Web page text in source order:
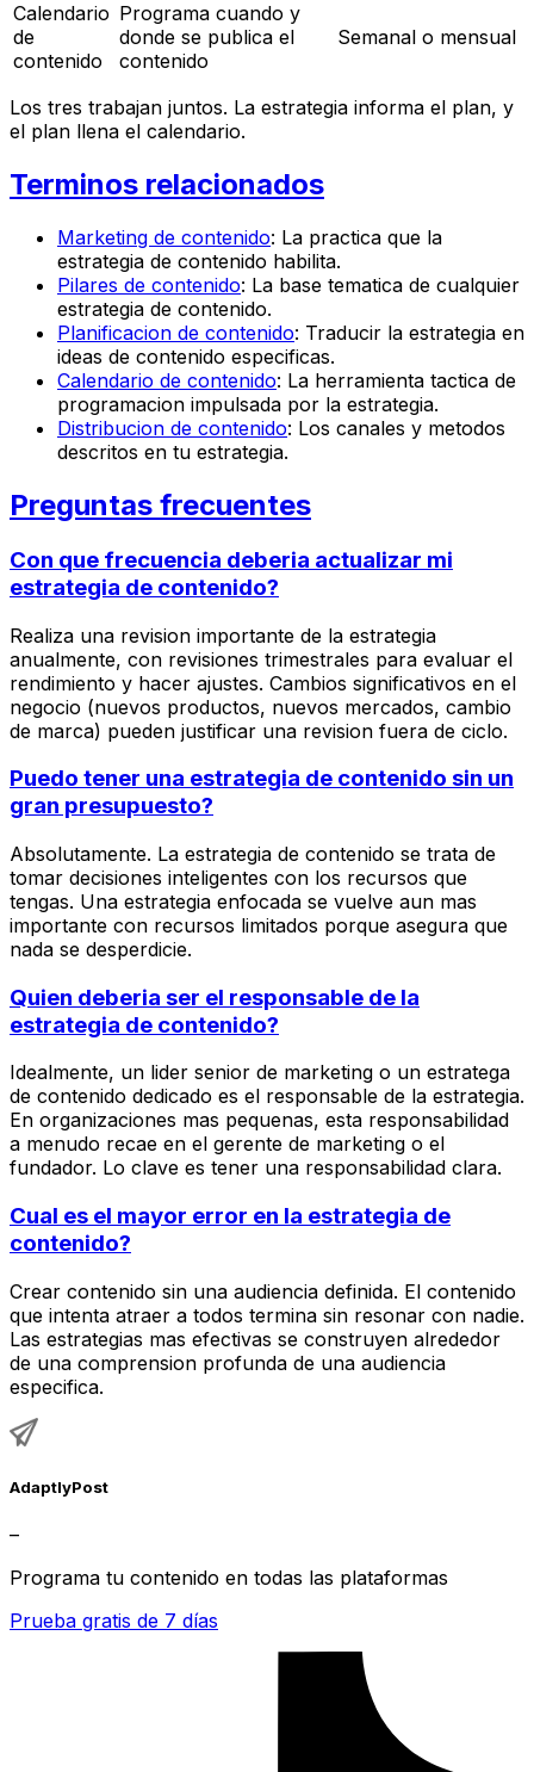
Calendario
de
contenido
Programa cuando y
donde se publica el
contenido
Semanal o mensual
Los tres trabajan juntos. La estrategia informa el plan, y
el plan llena el calendario.
Terminos relacionados
Marketing de contenido: La practica que la
estrategia de contenido habilita.
Pilares de contenido: La base tematica de cualquier
estrategia de contenido.
Planificacion de contenido: Traducir la estrategia en
ideas de contenido especificas.
Calendario de contenido: La herramienta tactica de
programacion impulsada por la estrategia.
Distribucion de contenido: Los canales y metodos
descritos en tu estrategia.
Preguntas frecuentes
Con que frecuencia deberia actualizar mi
estrategia de contenido?
Realiza una revision importante de la estrategia
anualmente, con revisiones trimestrales para evaluar el
rendimiento y hacer ajustes. Cambios significativos en el
negocio (nuevos productos, nuevos mercados, cambio
de marca) pueden justificar una revision fuera de ciclo.
Puedo tener una estrategia de contenido sin un
gran presupuesto?
Absolutamente. La estrategia de contenido se trata de
tomar decisiones inteligentes con los recursos que
tengas. Una estrategia enfocada se vuelve aun mas
importante con recursos limitados porque asegura que
nada se desperdicie.
Quien deberia ser el responsable de la
estrategia de contenido?
Idealmente, un lider senior de marketing o un estratega
de contenido dedicado es el responsable de la estrategia.
En organizaciones mas pequenas, esta responsabilidad
a menudo recae en el gerente de marketing o el
fundador. Lo clave es tener una responsabilidad clara.
Cual es el mayor error en la estrategia de
contenido?
Crear contenido sin una audiencia definida. El contenido
que intenta atraer a todos termina sin resonar con nadie.
Las estrategias mas efectivas se construyen alrededor
de una comprension profunda de una audiencia
especifica.
AdaptlyPost
–
Programa tu contenido en todas las plataformas
Prueba gratis de 7 días